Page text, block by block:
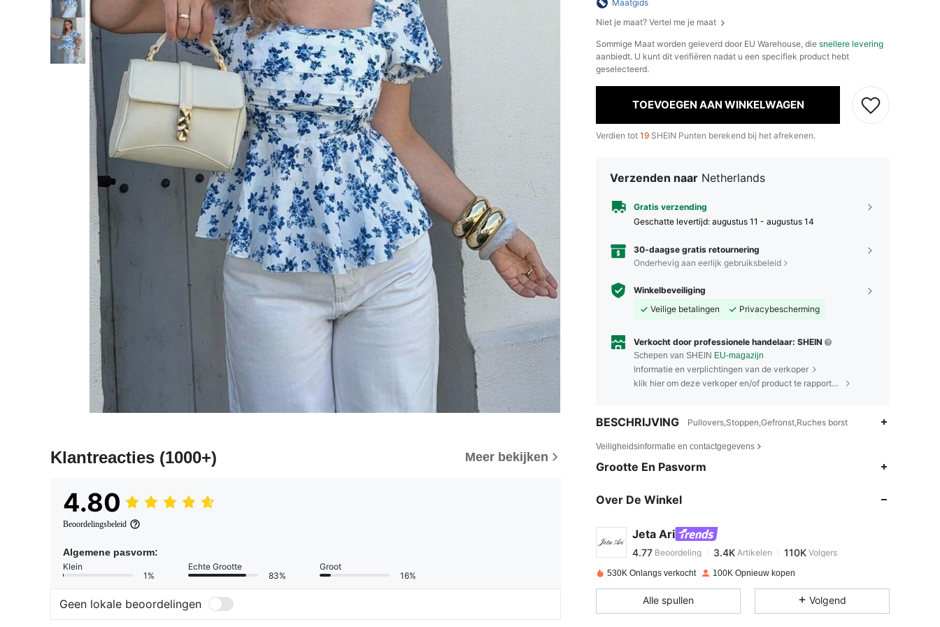
Klantreacties (1000+) Meer bekijken
4.80
Beoordelingsbeleid
Algemene pasvorm:
Klein
1%
Echte Grootte
83%
Groot
16%
Geen lokale beoordelingen
Maatgids
Niet je maat? Vertel me je maat
​Sommige Maat worden geleverd door EU Warehouse, die snellere levering
aanbiedt. U kunt dit verifiëren nadat u een specifiek product hebt
geselecteerd.
TOEVOEGEN AAN WINKELWAGEN
Verdien tot 19 SHEIN Punten berekend bij het afrekenen.
Verzenden naar Netherlands
Gratis verzending
Geschatte levertijd: augustus 11 - augustus 14
30-daagse gratis retournering
Onderhevig aan eerlijk gebruiksbeleid
Winkelbeveiliging
Veilige betalingen
Privacybescherming
Verkocht door professionele handelaar: SHEIN
Schepen van SHEIN EU-magazijn
Informatie en verplichtingen van de verkoper
klik hier om deze verkoper en/of product te rapporteren.
BESCHRIJVING Pullovers,Stoppen,Gefronst,Ruches borst
Veiligheidsinformatie en contactgegevens
Grootte En Pasvorm
Over De Winkel
Jeta Ari
4.77
4.77 Beoordeling 3.4K
m***nbetaalde1 dag geleden
530K Onlangs verkocht 100K Opnieuw kopen
Alle spullen Volgend